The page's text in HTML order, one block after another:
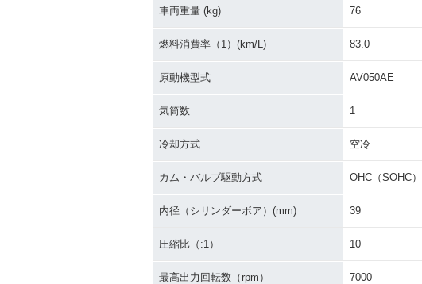
車両重量 (kg) 76
燃料消費率（1）(km/L) 83.0
原動機型式 AV050AE
気筒数 1
冷却方式 空冷
カム・バルブ駆動方式 OHC（SOHC）
内径（シリンダーボア）(mm) 39
圧縮比（:1） 10
最高出力回転数（rpm） 7000